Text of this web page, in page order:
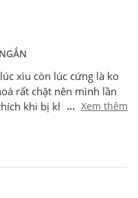
xìu còn lúc cứng là ko
rất chặt nên mình lần
khi bị khoá. Nhược
tiếng ổ khoá, nhớ mặc
biết đang đeo khoá
... Xem thêm